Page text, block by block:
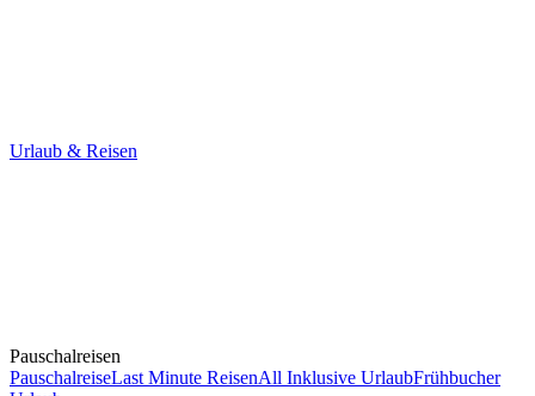
Urlaub & Reisen
Pauschalreisen
PauschalreiseLast Minute ReisenAll Inklusive UrlaubFrühbucher